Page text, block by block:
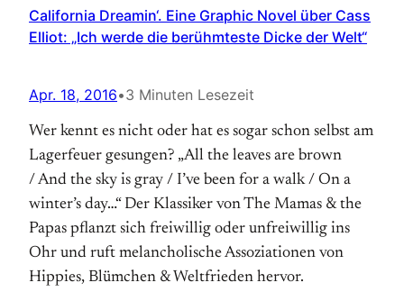
California Dreamin‘. Eine Graphic Novel über Cass
Elliot: „Ich werde die berühmteste Dicke der Welt“
Apr. 18, 2016•3 Minuten Lesezeit
Wer kennt es nicht oder hat es sogar schon selbst am
Lagerfeuer gesungen? „All the leaves are brown
/ And the sky is gray / I’ve been for a walk / On a
winter’s day…“ Der Klassiker von The Mamas & the
Papas pflanzt sich freiwillig oder unfreiwillig ins
Ohr und ruft melancholische Assoziationen von
Hippies, Blümchen & Weltfrieden hervor.